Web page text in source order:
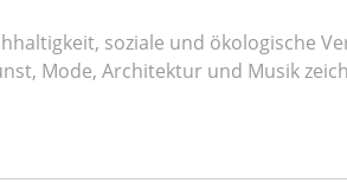
soziale und ökologische
Mode, Architektur und Musik